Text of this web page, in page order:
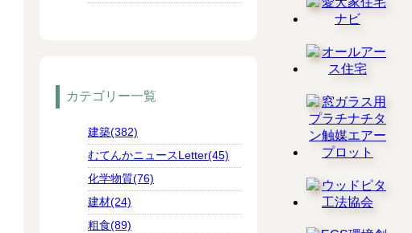
カテゴリー一覧
建築(382)
むてんかニュースLetter(45)
化学物質(76)
建材(24)
粗食(89)